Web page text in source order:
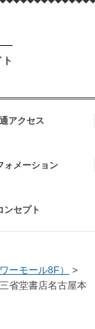
アクセス
ォメーション
ンセプト
ーモール8F）
>
三省堂書店名古屋本